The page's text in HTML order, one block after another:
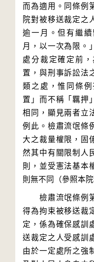
而為適用。同條例
院對被移送裁定之
逾一月。但有繼
月，以一次為限。
處分裁定確定前
置，與刑事訴訟法
類之處，惟同條
置」而不稱「羈押
相同，顯見兩者立
例此。檢肅流氓條
大之裁量權限，固
然其中有關限制人
則，並受憲法基本
檢肅流氓條例第
得為拘束被移送裁
定，係為確保感訓
送裁定之人受感訓
由於一定處所之強